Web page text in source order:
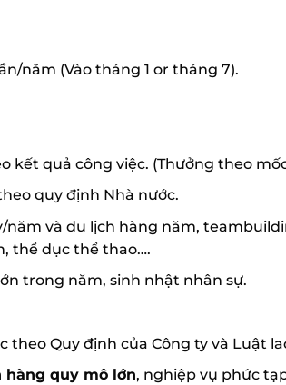
năm (Vào tháng 1 or tháng 7).
kết quả công việc. (Thưởng theo
quy định Nhà nước.
năm và du lịch hàng năm,
thể dục thể thao….
trong năm, sinh nhật nhân sự.
theo Quy định của Công ty và Luật
hàng quy mô lớn, nghiệp vụ phức